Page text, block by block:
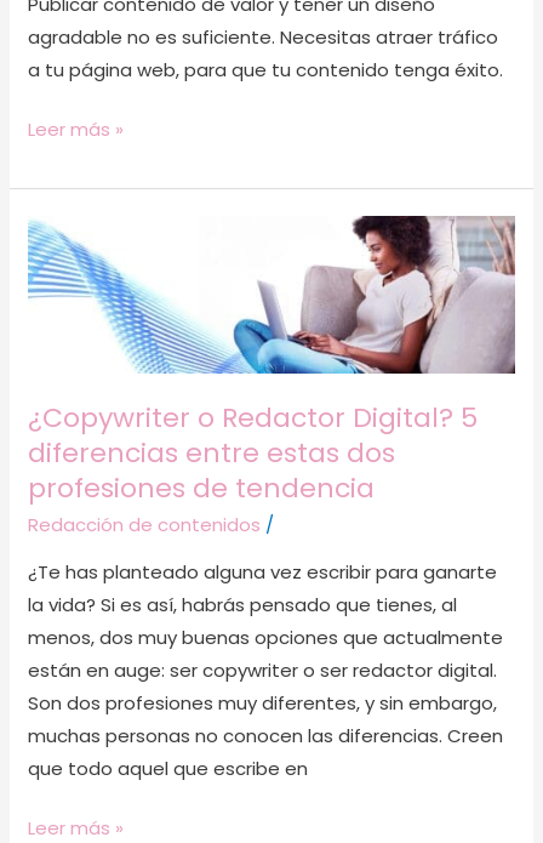
agradable no es suficiente. Necesitas atraer tráfico
a tu página web, para que tu contenido tenga éxito.
Leer más »
¿Copywriter o Redactor Digital? 5
diferencias entre estas dos
profesiones de tendencia
Redacción de contenidos /
¿Te has planteado alguna vez escribir para ganarte
la vida? Si es así, habrás pensado que tienes, al
menos, dos muy buenas opciones que actualmente
están en auge: ser copywriter o ser redactor digital.
Son dos profesiones muy diferentes, y sin embargo,
muchas personas no conocen las diferencias. Creen
que todo aquel que escribe en
¿Copywriter
o
Redactor
entre
estas
dos
profesiones
tendencia
Leer más »